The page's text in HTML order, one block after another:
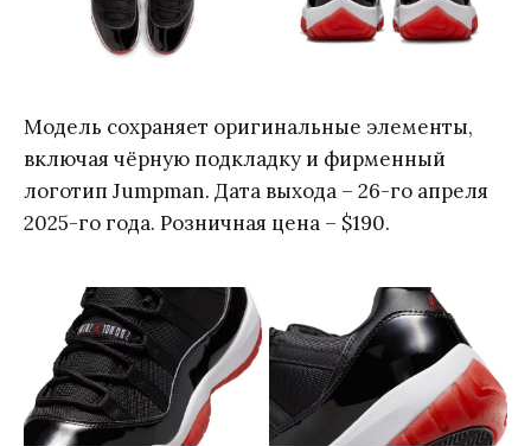
Модель сохраняет оригинальные элементы,
включая чёрную подкладку и фирменный
логотип Jumpman. Дата выхода – 26-го апреля
2025-го года. Розничная цена – $190.